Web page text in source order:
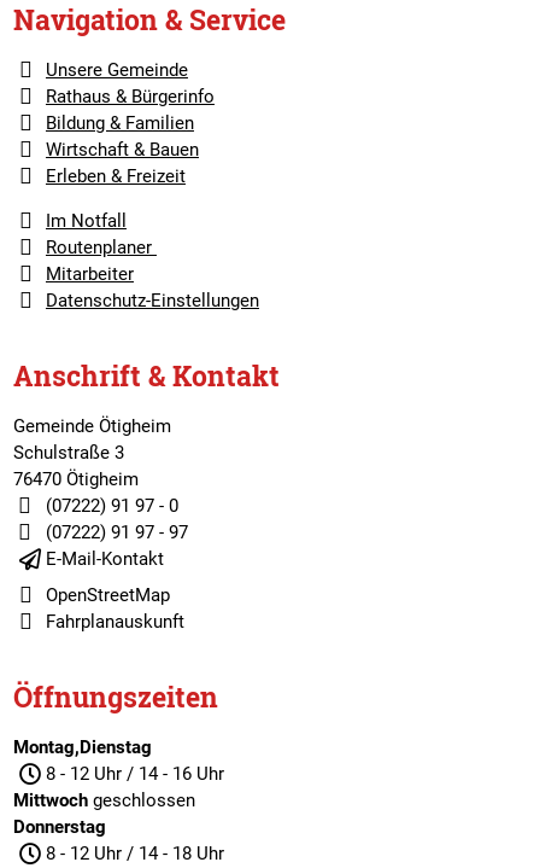
Navigation & Service
Unsere Gemeinde
Rathaus & Bürgerinfo
Bildung & Familien
Wirtschaft & Bauen
Erleben & Freizeit
Im Notfall
Routenplaner
Mitarbeiter
Datenschutz-Einstellungen
Anschrift & Kontakt
Gemeinde Ötigheim
Schulstraße 3
76470 Ötigheim
(07222) 91 97 - 0
(07222) 91 97 - 97
E-Mail-Kontakt
OpenStreetMap
Fahrplanauskunft
Öffnungszeiten
Montag,Dienstag
8 - 12 Uhr / 14 - 16 Uhr
Mittwochgeschlossen
Donnerstag
8 - 12 Uhr / 14 - 18 Uhr